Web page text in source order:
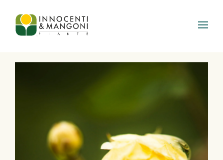
Skip to main content